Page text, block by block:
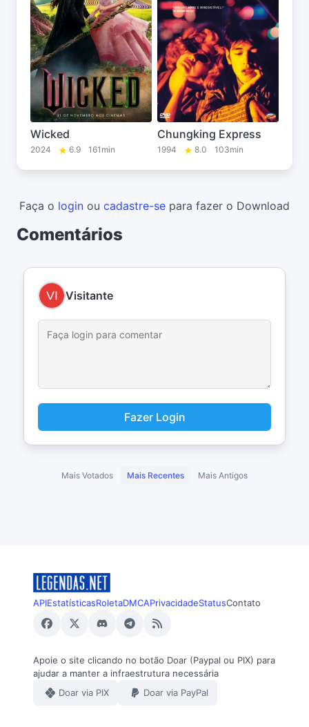
Wicked
2024 6.9 161min
Chungking Express
1994 8.0 103min
Faça o login ou cadastre-se para fazer o Download
Comentários
Visitante
Fazer Login
Mais Votados Mais Recentes Mais Antigos
APIEstatísticasRoletaDMCAPrivacidadeStatusContato
Apoie o site clicando no botão Doar (Paypal ou PIX) para
ajudar a manter a infraestrutura necessária
Doar via PIX
Doar via PayPal